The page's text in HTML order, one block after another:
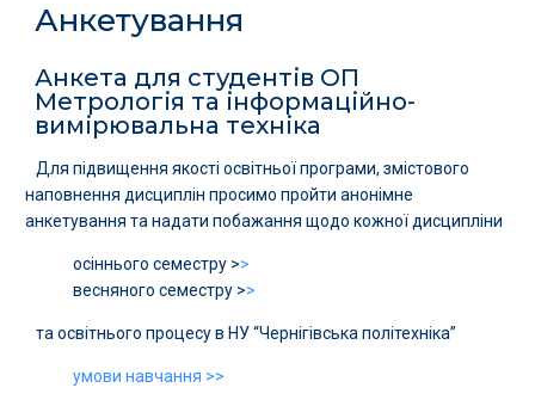
Анкетування
Анкета для студентів ОП
Метрологія та інформаційно-
вимірювальна техніка
Для підвищення якості освітньої програми, змістового
наповнення дисциплін просимо пройти анонімне
анкетування та надати побажання щодо кожної дисципліни
осіннього семестру >>
весняного семестру >>
та освітнього процесу в НУ “Чернігівська політехніка”
умови навчання >>